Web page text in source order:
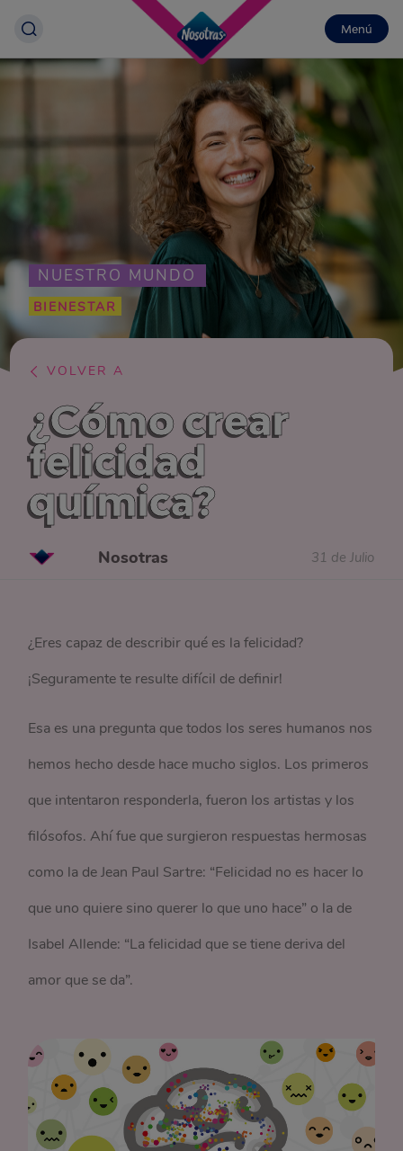
Menú
NUESTRO MUNDO
BIENESTAR
VOLVER A
¿Cómo crear
felicidad
química?
Nosotras 31 de Julio
¿Eres capaz de describir qué es la felicidad?
¡Seguramente te resulte difícil de definir!
Esa es una pregunta que todos los seres humanos nos
hemos hecho desde hace mucho siglos. Los primeros
que intentaron responderla, fueron los artistas y los
filósofos. Ahí fue que surgieron respuestas hermosas
como la de Jean Paul Sartre: “Felicidad no es hacer lo
que uno quiere sino querer lo que uno hace” o la de
Isabel Allende: “La felicidad que se tiene deriva del
amor que se da”.